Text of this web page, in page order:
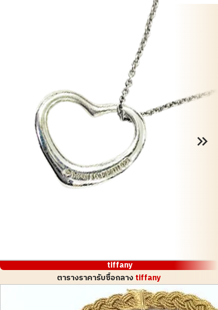
tiffany
ตารางราคารับซื้อกลางtiffany